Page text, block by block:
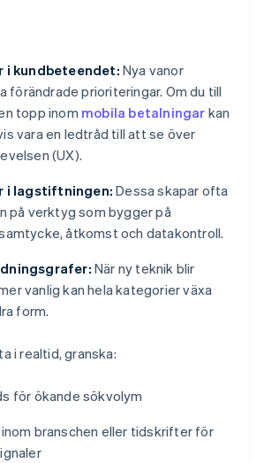
i kundbeteendet: Nya vanor
förändrade prioriteringar. Om du till
topp inom mobila betalningar kan
vara en ledtråd till att se över
(UX).
i lagstiftningen: Dessa skapar ofta
på verktyg som bygger på
åtkomst och datakontroll.
När ny teknik blir
vanlig kan hela kategorier växa
form.
i realtid, granska:
för ökande sökvolym
branschen eller tidskrifter för